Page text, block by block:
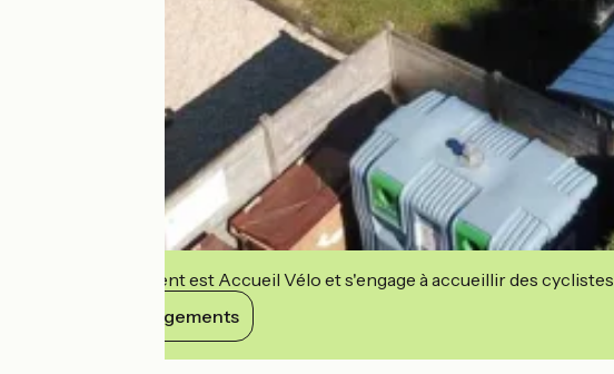
Cet établissement est Accueil Vélo et s'engage à accueillir des
Voir ses engagements